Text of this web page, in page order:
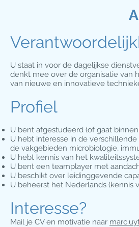
​U staat in voor de dagelijkse
denkt mee over de organisatie van
van nieuwe en innovatieve
Profiel
U bent afgestudeerd (of gaat
U hebt interesse in de
de vakgebieden microbiologie,
U hebt kennis van het
U bent een teamplayer met
U beschikt over leidinggevende
U beheerst het Nederlands (kennis
Interesse?
​Mail je CV en motivatie naar